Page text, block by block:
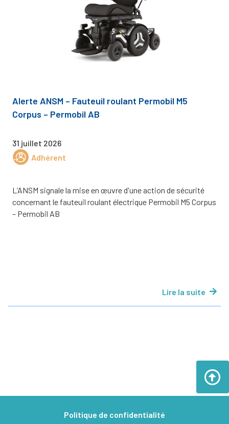
Alerte ANSM – Fauteuil roulant Permobil M5
Corpus – Permobil AB
31 juillet 2026
Adhérent
L’ANSM signale la mise en œuvre d'une action de sécurité
concernant le fauteuil roulant électrique Permobil M5 Corpus
– Permobil AB
Lire la suite
Politique de confidentialité